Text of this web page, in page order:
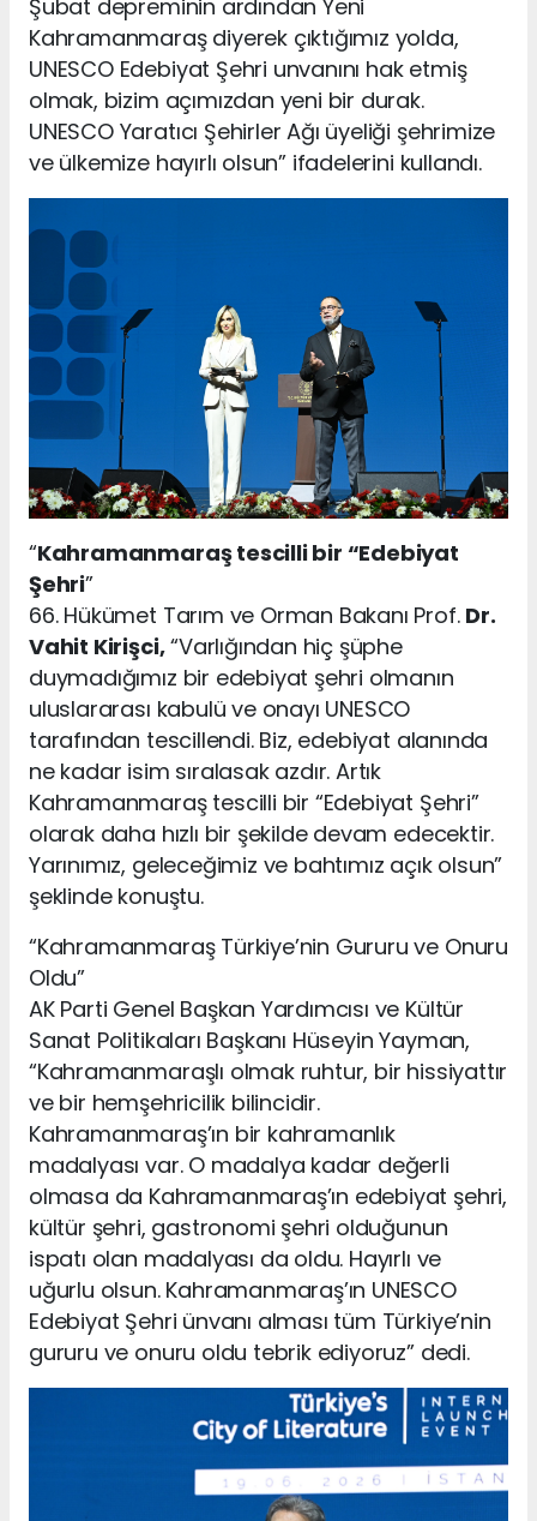
Şubat depreminin ardından Yeni
Kahramanmaraş diyerek çıktığımız yolda,
UNESCO Edebiyat Şehri unvanını hak etmiş
olmak, bizim açımızdan yeni bir durak.
UNESCO Yaratıcı Şehirler Ağı üyeliği şehrimize
ve ülkemize hayırlı olsun” ifadelerini kullandı.
“Kahramanmaraş tescilli bir “Edebiyat
Şehri”
66. Hükümet Tarım ve Orman Bakanı Prof. Dr.
Vahit Kirişci,“Varlığından hiç şüphe
duymadığımız bir edebiyat şehri olmanın
uluslararası kabulü ve onayı UNESCO
tarafından tescillendi. Biz, edebiyat alanında
ne kadar isim sıralasak azdır. Artık
Kahramanmaraş tescilli bir “Edebiyat Şehri”
olarak daha hızlı bir şekilde devam edecektir.
Yarınımız, geleceğimiz ve bahtımız açık olsun”
şeklinde konuştu.
“Kahramanmaraş Türkiye’nin Gururu ve Onuru
Oldu”
AK Parti Genel Başkan Yardımcısı ve Kültür
Sanat Politikaları Başkanı Hüseyin Yayman,
“Kahramanmaraşlı olmak ruhtur, bir hissiyattır
ve bir hemşehricilik bilincidir.
Kahramanmaraş’ın bir kahramanlık
madalyası var. O madalya kadar değerli
olmasa da Kahramanmaraş’ın edebiyat şehri,
kültür şehri, gastronomi şehri olduğunun
ispatı olan madalyası da oldu. Hayırlı ve
uğurlu olsun. Kahramanmaraş’ın UNESCO
Edebiyat Şehri ünvanı alması tüm Türkiye’nin
gururu ve onuru oldu tebrik ediyoruz” dedi.